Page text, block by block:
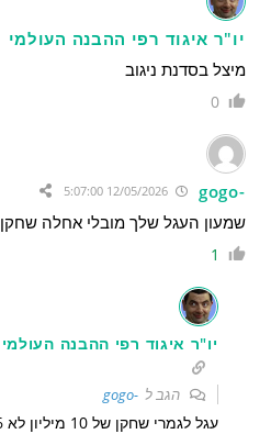
יו"ר איגוד רפי ההבנה העולמי
מיצל בסדנת ניגוב
0
-gogo
שמעון העגל שלך מובלי אחלה שחקן
1
יו"ר איגוד רפי ההבנה העולמי
הגב ל-gogo
עגל לגמרי שחקן של 10 מיליון לא 46 מיליון